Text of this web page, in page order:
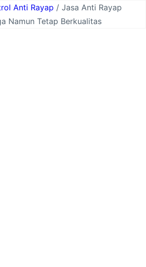
Anti Rayap / Jasa Anti Rayap
Namun Tetap Berkualitas